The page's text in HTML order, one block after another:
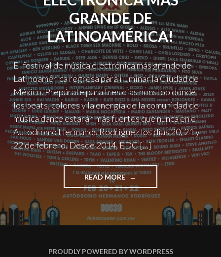
GRANDE DE
LATINOAMÉRICA!
El festival de música electrónica más grande de
Latinoamérica regresa para iluminar la Ciudad de
México. Prepárate para tres días nonstop donde
los beats, colores y la energía de la comunidad de
música dance estarán más fuertes que nunca en el
Autódromo Hermanos Rodríguez los días 20, 21 y
22 de febrero. Desde 2014, EDC […]
READ MORE"¡EDC
MÉXICO
2026:
FESTIVAL
ELECTRÓNICA
PROUDLY POWERED BY WORDPRESS